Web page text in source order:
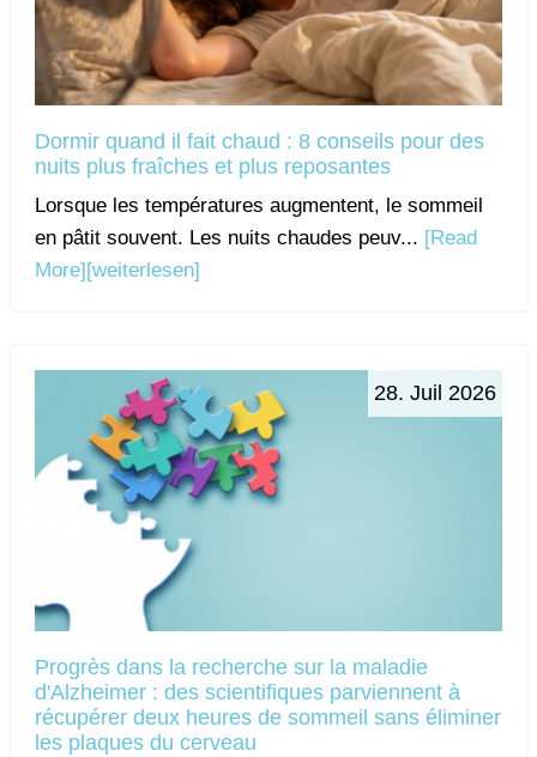
Dormir quand il fait chaud : 8 conseils pour des
nuits plus fraîches et plus reposantes
Lorsque les températures augmentent, le sommeil
en pâtit souvent. Les nuits chaudes peuv... [Read
More] [weiterlesen]
28. Juil 2026
Progrès dans la recherche sur la maladie
d'Alzheimer : des scientifiques parviennent à
récupérer deux heures de sommeil sans éliminer
les plaques du cerveau